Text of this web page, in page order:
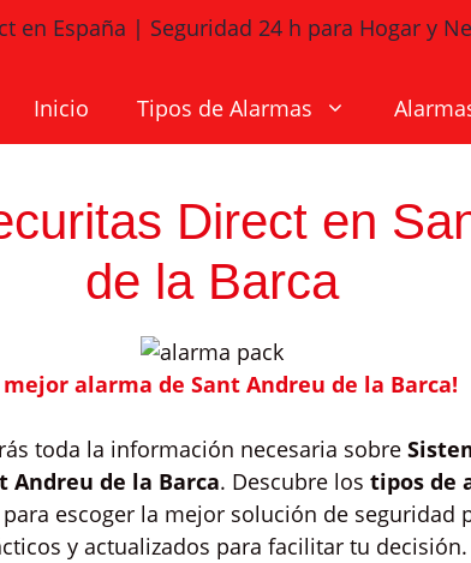
Inicio
Tipos de Alarmas
Direct en
de la Barca
mejor alarma de Sant Andreu de la Barca!
toda la información necesaria sobre
Andreu de la Barca. Descubre los tipos de
para escoger la mejor solución de seguridad
y actualizados para facilitar tu decisión.